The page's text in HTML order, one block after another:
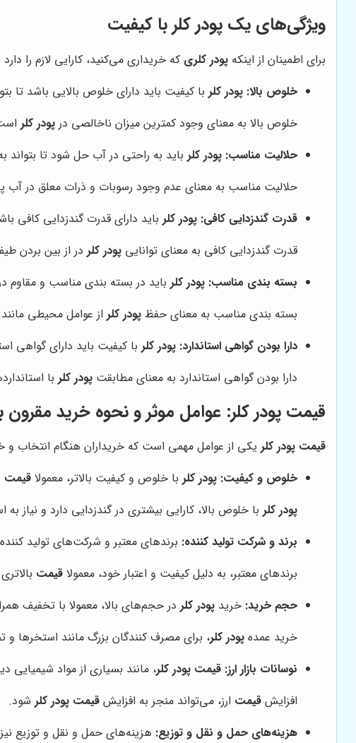
ویژگی‌های یک پودر کلربا کیفیت
برای اطمینان از اینکه پودر کلری که خریداری می‌کنید، کارایی لازم را
خلوص بالا: پودر کلر با کیفیت باید دارای خلوص بالایی باشد تا
خلوص بالا به معنای وجود کمترین میزان ناخالصی در پودر کلر
حلالیت مناسب: پودر کلر باید به راحتی در آب حل شود تا
حلالیت مناسب به معنای عدم وجود رسوبات و ذرات معلق در
قدرت گندزدایی کافی: پودر کلر باید دارای قدرت گندزدایی کافی
قدرت گندزدایی کافی به معنای توانایی پودر کلر در از بین بردن
بسته بندی مناسب: پودر کلر باید در بسته بندی مناسب و مقاوم
بسته بندی مناسب به معنای حفظ پودر کلر از عوامل محیطی
دارا بودن گواهی استاندارد: پودر کلر با کیفیت باید دارای گواهی
دارا بودن گواهی استاندارد به معنای مطابقت پودر کلر با
قیمت پودر کلر: عوامل موثر و نحوه خرید مقرون
قیمت پودر کلریکی از عوامل مهمی است که خریداران هنگام انتخاب
خلوص و کیفیت: پودر کلربا خلوص و کیفیت بالاتر، معمولا قیمت
پودر کلربا خلوص بالا، کارایی بیشتری در گندزدایی دارد و نیاز
برند و شرکت تولید کننده: برندهای معتبر و شرکت‌های تولید کننده
برندهای معتبر، به دلیل کیفیت و اعتبار خود، معمولا قیمت
حجم خرید: خرید پودر کلردر حجم‌های بالا، معمولا با تخفیف
خرید عمده پودر کلر، برای مصرف کنندگان بزرگ مانند استخرها
نوسانات بازار ارز: قیمت پودر کلر، مانند بسیاری از مواد شیمیایی
افزایش قیمت ارز، می‌تواند منجر به افزایش قیمت پودر کلرشود.
هزینه‌های حمل و نقل و توزیع: هزینه‌های حمل و نقل و توزیع